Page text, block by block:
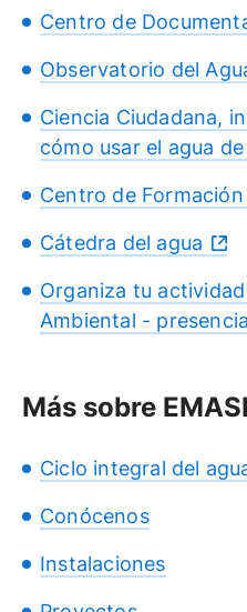
Centro de
Observatorio del
Ciencia Ciudadana,
cómo usar el agua
Centro de Formación
Cátedra del agua
Organiza tu
Ambiental -
Más sobre
Ciclo integral del
Conócenos
Instalaciones